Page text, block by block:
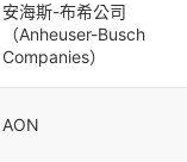
安海斯-布希公司
（Anheuser-Busch
Companies）
AON